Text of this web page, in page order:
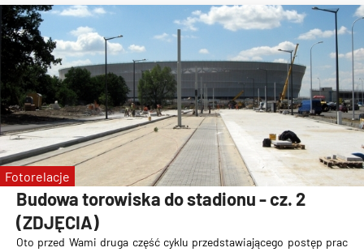
Budowa torowiska do stadionu - cz. 2
(ZDJĘCIA)
Oto przed Wami druga część cyklu przedstawiającego postęp prac
Fotorelacje